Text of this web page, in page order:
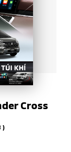
Cross